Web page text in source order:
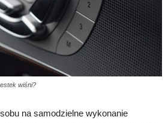
wiśni?
na samodzielne wykonanie